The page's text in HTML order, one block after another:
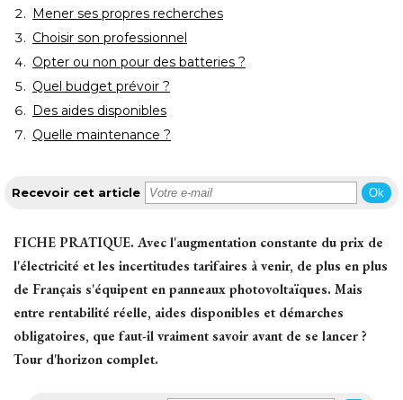
Mener ses propres recherches
Choisir son professionnel
Opter ou non pour des batteries ?
Quel budget prévoir ?
Des aides disponibles
Quelle maintenance ?
Recevoir cet article Ok
FICHE PRATIQUE. Avec l'augmentation constante du prix de
l'électricité et les incertitudes tarifaires à venir, de plus en plus
de Français s'équipent en panneaux photovoltaïques. Mais
entre rentabilité réelle, aides disponibles et démarches
obligatoires, que faut-il vraiment savoir avant de se lancer ?
Tour d'horizon complet.